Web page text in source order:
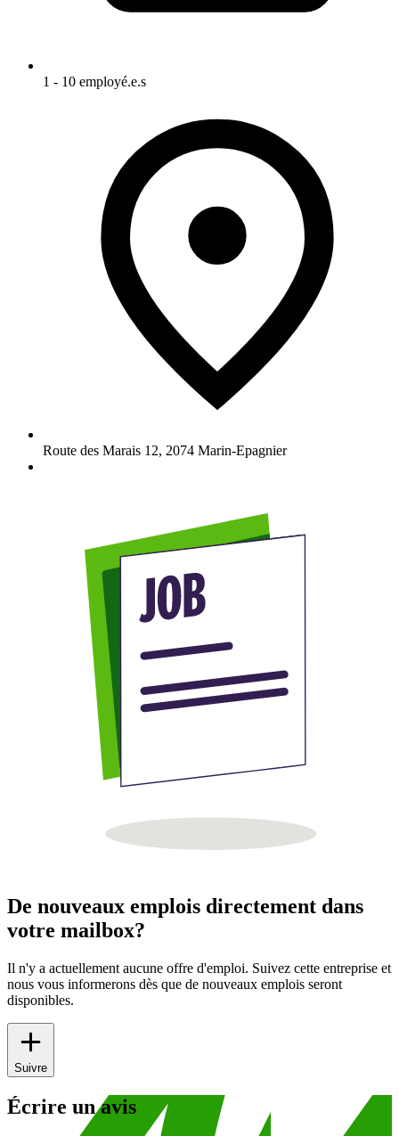
1 - 10 employé.e.s
Route des Marais 12, 2074 Marin-Epagnier
De nouveaux emplois directement dans
votre mailbox?
Il n'y a actuellement aucune offre d'emploi. Suivez cette entreprise et
nous vous informerons dès que de nouveaux emplois seront
disponibles.
Suivre
Écrire un avis